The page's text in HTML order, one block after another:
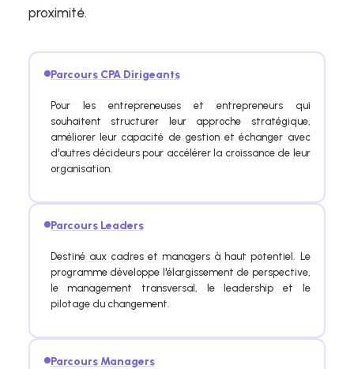
proximité.
Parcours CPA Dirigeants
Pour les entrepreneuses et entrepreneurs qui
souhaitent structurer leur approche stratégique,
améliorer leur capacité de gestion et échanger avec
d'autres décideurs pour accélérer la croissance de leur
organisation.
Parcours Leaders
Destiné aux cadres et managers à haut potentiel. Le
programme développe l'élargissement de perspective,
le management transversal, le leadership et le
pilotage du changement.
Parcours Managers